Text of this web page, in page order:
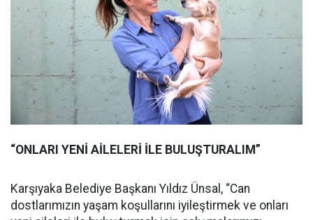
“ONLARI YENİ AİLELERİ İLE BULUŞTURALIM”
Karşıyaka Belediye Başkanı Yıldız Ünsal, “Can
dostlarımızın yaşam koşullarını iyileştirmek ve onları